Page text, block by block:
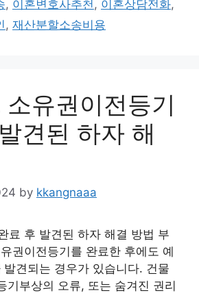
, 이혼변호사추천, 이혼상담전화,
, 재산분할소송비용
유권이전등기
견된 하자 해
by kkangnaaa
료 후 발견된 하자 해결 방법 부
권이전등기를 완료한 후에도 예
견되는 경우가 있습니다. 건물
기부상의 오류, 또는 숨겨진 권리